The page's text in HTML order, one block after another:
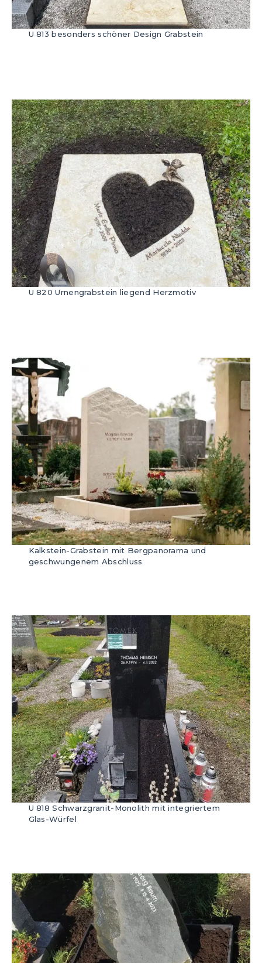
U 813 besonders schöner Design Grabstein
U 820 Urnengrabstein liegend Herzmotiv
Kalkstein-Grabstein mit Bergpanorama und
geschwungenem Abschluss
U 818 Schwarzgranit-Monolith mit integriertem
Glas-Würfel